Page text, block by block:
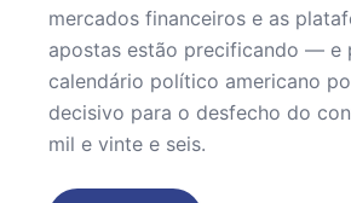
mercados financeiros e as
apostas estão precificando — e
calendário político americano
decisivo para o desfecho do
mil e vinte e seis.